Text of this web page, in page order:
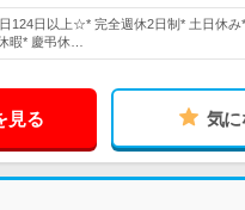
124日以上☆* 完全週休2日制* 土日休み
暇* 慶弔休…
見る 気に